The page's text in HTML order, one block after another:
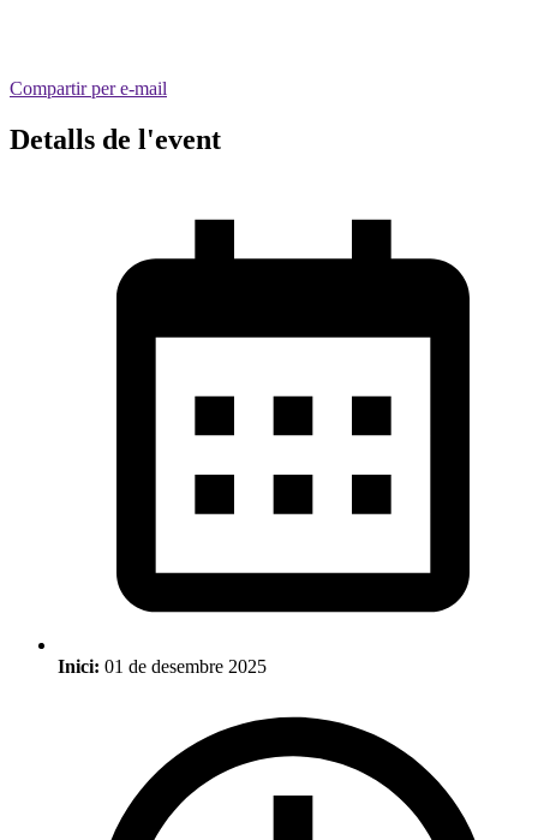
Compartir per e-mail
Detalls de l'event
Inici: 01 de desembre 2025